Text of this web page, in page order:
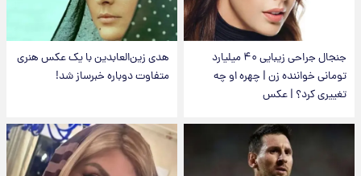
جنجال جراحی زیبایی ۴۰ میلیارد
تومانی خواننده زن | چهره او چه
تغییری کرد؟ | عکس
هدی زین‌العابدین با یک عکس هنری
متفاوت دوباره خبرساز شد!